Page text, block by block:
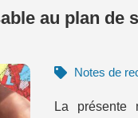
au plan de
Notes de
La présente